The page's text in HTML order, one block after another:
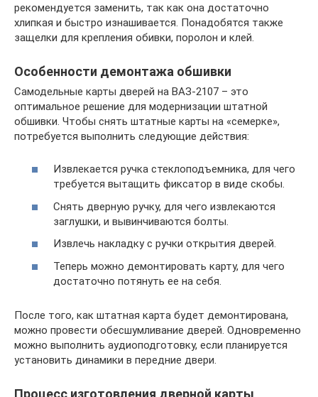
рекомендуется заменить, так как она достаточно
хлипкая и быстро изнашивается. Понадобятся также
защелки для крепления обивки, поролон и клей.
Особенности демонтажа обшивки
Самодельные карты дверей на ВАЗ-2107 – это
оптимальное решение для модернизации штатной
обшивки. Чтобы снять штатные карты на «семерке»,
потребуется выполнить следующие действия:
Извлекается ручка стеклоподъемника, для чего
требуется вытащить фиксатор в виде скобы.
Снять дверную ручку, для чего извлекаются
заглушки, и вывинчиваются болты.
Извлечь накладку с ручки открытия дверей.
Теперь можно демонтировать карту, для чего
достаточно потянуть ее на себя.
После того, как штатная карта будет демонтирована,
можно провести обесшумливание дверей. Одновременно
можно выполнить аудиоподготовку, если планируется
установить динамики в передние двери.
Процесс изготовления дверной карты